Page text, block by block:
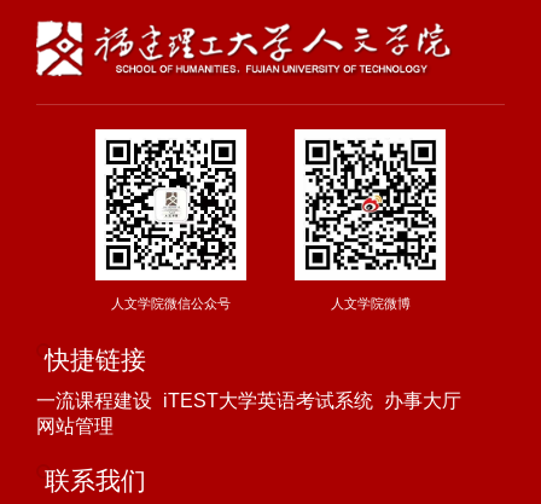
人文学院微信公众号 人文学院微博
快捷链接
一流课程建设 iTEST大学英语考试系统 办事大厅
网站管理
联系我们